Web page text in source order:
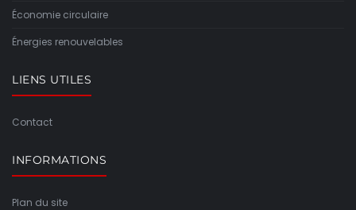
Économie circulaire
Énergies renouvelables
LIENS UTILES
Contact
INFORMATIONS
Plan du site